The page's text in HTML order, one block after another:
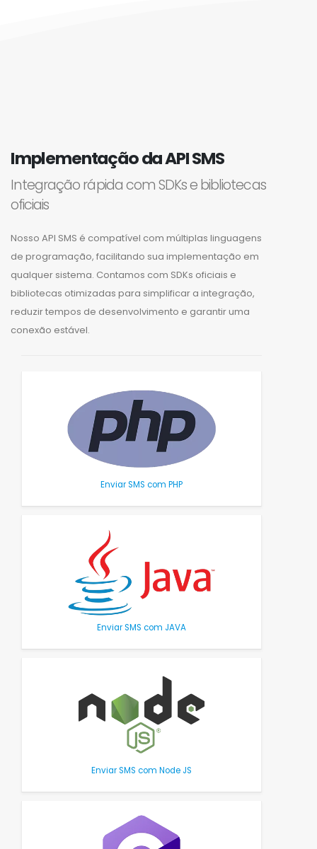
Implementação da API SMS
Integração rápida com SDKs e bibliotecas
oficiais
Nosso API SMS é compatível com múltiplas linguagens
de programação, facilitando sua implementação em
qualquer sistema. Contamos com SDKs oficiais e
bibliotecas otimizadas para simplificar a integração,
reduzir tempos de desenvolvimento e garantir uma
conexão estável.
Enviar SMS com PHP
Enviar SMS com JAVA
Enviar SMS com Node JS